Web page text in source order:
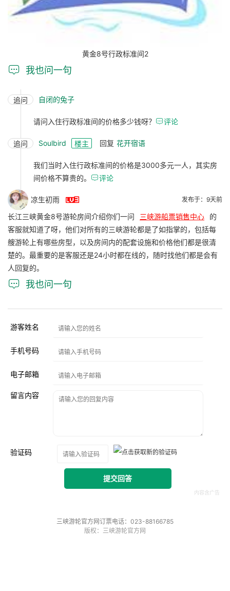
黄金8号行政标准间2
 我也问一句
追问 自闭的兔子
请问入住行政标准间的价格多少钱呀？ 评论
追问 Soulbird 楼主 回复 花开宿语
我们当时入住行政标准间的价格是3000多元一人，其实房
间价格不算贵的。 评论
凉生初雨  发布于：9天前
长江三峡黄金8号游轮房间介绍你们一问 三峡游船票销售中心
的
客服就知道了呀，他们对所有的三峡游轮都是了如指掌的，包括每
艘游轮上有哪些房型，以及房间内的配套设施和价格他们都是很清
楚的。最重要的是客服还是24小时都在线的，随时找他们都是会有
人回复的。
 我也问一句
游客姓名
手机号码
电子邮箱
留言内容
验证码
提交回答
三峡游轮官方网订票电话：023-88166785
版权：三峡游轮官方网